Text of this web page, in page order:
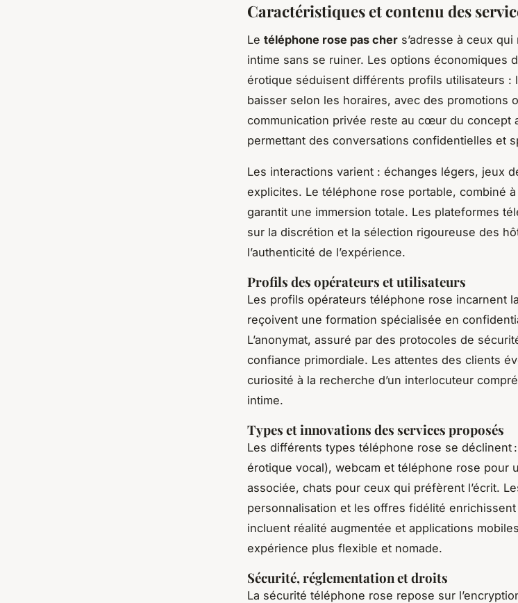
Caractéristiques et contenu des
Le téléphone rose pas cher s’adresse à ceux
intime sans se ruiner. Les options économiques
érotique séduisent différents profils utilisateurs :
baisser selon les horaires, avec des promotions
communication privée reste au cœur du concept
permettant des conversations confidentielles et
Les interactions varient : échanges légers, jeux
explicites. Le téléphone rose portable, combiné
garantit une immersion totale. Les plateformes
sur la discrétion et la sélection rigoureuse des
l’authenticité de l’expérience.
Profils des opérateurs et utilisateurs
Les profils opérateurs téléphone rose incarnent
reçoivent une formation spécialisée en
L’anonymat, assuré par des protocoles de
confiance primordiale. Les attentes des clients
curiosité à la recherche d’un interlocuteur
intime.
Types et innovations des services proposés
Les différents types téléphone rose se déclinent
érotique vocal), webcam et téléphone rose pour
associée, chats pour ceux qui préfèrent l’écrit.
personnalisation et les offres fidélité enrichissent
incluent réalité augmentée et applications
expérience plus flexible et nomade.
Sécurité, réglementation et droits
La sécurité téléphone rose repose sur